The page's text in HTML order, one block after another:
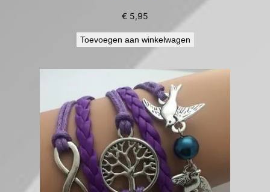
€ 5,95
Toevoegen aan winkelwagen